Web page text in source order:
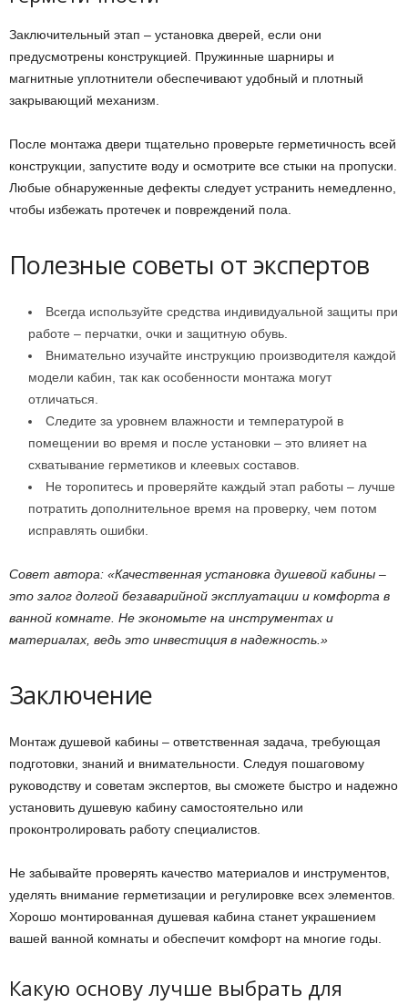
Заключительный этап – установка дверей, если они
предусмотрены конструкцией. Пружинные шарниры и
магнитные уплотнители обеспечивают удобный и плотный
закрывающий механизм.
После монтажа двери тщательно проверьте герметичность всей
конструкции, запустите воду и осмотрите все стыки на пропуски.
Любые обнаруженные дефекты следует устранить немедленно,
чтобы избежать протечек и повреждений пола.
Полезные советы от экспертов
Всегда используйте средства индивидуальной защиты при
работе – перчатки, очки и защитную обувь.
Внимательно изучайте инструкцию производителя каждой
модели кабин, так как особенности монтажа могут
отличаться.
Следите за уровнем влажности и температурой в
помещении во время и после установки – это влияет на
схватывание герметиков и клеевых составов.
Не торопитесь и проверяйте каждый этап работы – лучше
потратить дополнительное время на проверку, чем потом
исправлять ошибки.
Совет автора: «Качественная установка душевой кабины –
это залог долгой безаварийной эксплуатации и комфорта в
ванной комнате. Не экономьте на инструментах и
материалах, ведь это инвестиция в надежность.»
Заключение
Монтаж душевой кабины – ответственная задача, требующая
подготовки, знаний и внимательности. Следуя пошаговому
руководству и советам экспертов, вы сможете быстро и надежно
установить душевую кабину самостоятельно или
проконтролировать работу специалистов.
Не забывайте проверять качество материалов и инструментов,
уделять внимание герметизации и регулировке всех элементов.
Хорошо монтированная душевая кабина станет украшением
вашей ванной комнаты и обеспечит комфорт на многие годы.
Какую основу лучше выбрать для